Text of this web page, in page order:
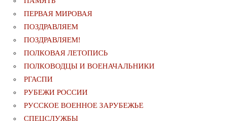
ПЕРВАЯ МИРОВАЯ
ПОЗДРАВЛЯЕМ
ПОЗДРАВЛЯЕМ!
ПОЛКОВАЯ ЛЕТОПИСЬ
ПОЛКОВОДЦЫ И ВОЕНАЧАЛЬНИКИ
РГАСПИ
РУБЕЖИ РОССИИ
РУССКОЕ ВОЕННОЕ ЗАРУБЕЖЬЕ
СПЕЦСЛУЖБЫ